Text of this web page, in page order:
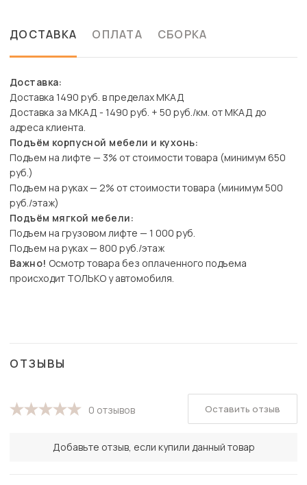
ДОСТАВКА ОПЛАТА СБОРКА
Доставка:
Доставка 1490 руб. в пределах МКАД
Доставка за МКАД - 1490 руб. + 50 руб./км. от МКАД до
адреса клиента.
Подъём корпусной мебели и кухонь:
Подъем на лифте — 3% от стоимости товара (минимум 650
руб.)
Подъем на руках — 2% от стоимости товара (минимум 500
руб./этаж)
Подъём мягкой мебели:
Подъем на грузовом лифте — 1 000 руб.
Подъем на руках — 800 руб./этаж
Важно! Осмотр товара без оплаченного подъема
происходит ТОЛЬКО у автомобиля.
ОТЗЫВЫ
0 отзывов
Добавьте отзыв, если купили данный товар
Оставить отзыв